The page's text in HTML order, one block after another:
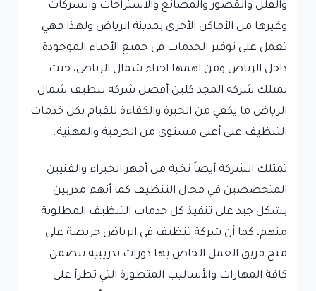
والفلل والقصور والمصانع والاستراحات والشركات
وغيرها من الأماكن الأخرى بمدينة الرياض ولهذا فهي
تعمل علي توفير الخدمات في جميع الأحياء الموجودة
داخل الرياض ومن اهمها احياء شمال الرياض، حيث
تمتلك شركة المجد كلين أفضل شركة تنظيف شمال
الرياض ما يكفي من الخبرة والكفاءة للقيام بكل خدمات
التنظيف على أعلى مستوى من الحرفية والمهنية.
تمتلك الشركة أيضاً نخبة من أمهر الخبراء والفنيين
المتخصصين في مجال التنظيف كما أنهم مدربين
بشكل جيد على تنفيذ كل خدمات التنظيف المطلوبة
منهم، كما أن شركة تنظيف في الرياض حريصة على
منح فريق العمل الخاص بها دورات تدريبية تتضمن
كافة المهارات والأساليب المتطورة التي تطرأ على